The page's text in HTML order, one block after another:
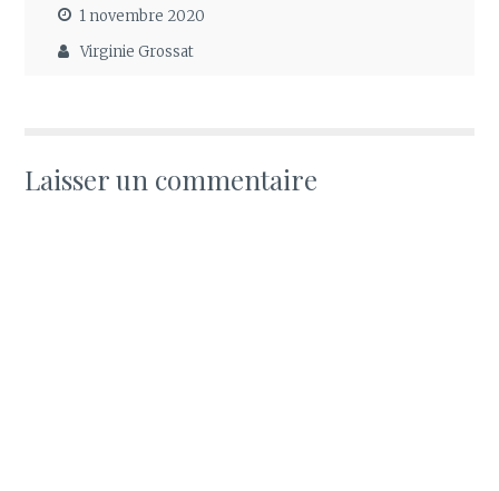
1 novembre 2020
Virginie Grossat
Laisser un commentaire